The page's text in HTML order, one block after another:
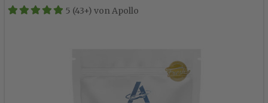
5 (43+) von Apollo